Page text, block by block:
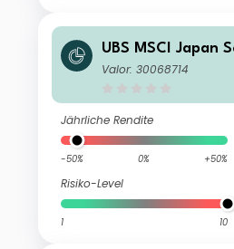
UBS MSCI Japan
UCITS ETF hCHF dis
Valor: 30068714
Jährliche Rendite
-50% 0% +50%
Risiko-Level
1 10